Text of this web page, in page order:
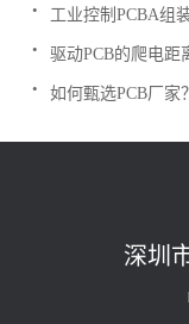
工业控制PCBA组
驱动PCB的爬电距
.
如何甄选PCB厂家
.
深圳